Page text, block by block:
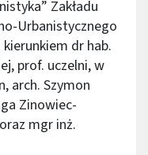
Zakładu
Urbanistycznego
dr hab.
prof. uczelni, w
arch. Szymon
Zinowiec-
mgr inż.